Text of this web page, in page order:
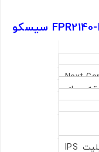
Next-
ای
حداکثر 9Gbps (با قابلیت IPS